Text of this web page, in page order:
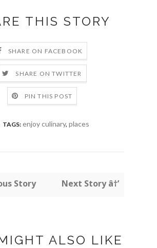
THIS STORY
SHARE ON FACEBOOK
SHARE ON TWITTER
PIN THIS POST
TAGS: enjoy culinary, places
Story Next Story â†’
ALSO LIKE